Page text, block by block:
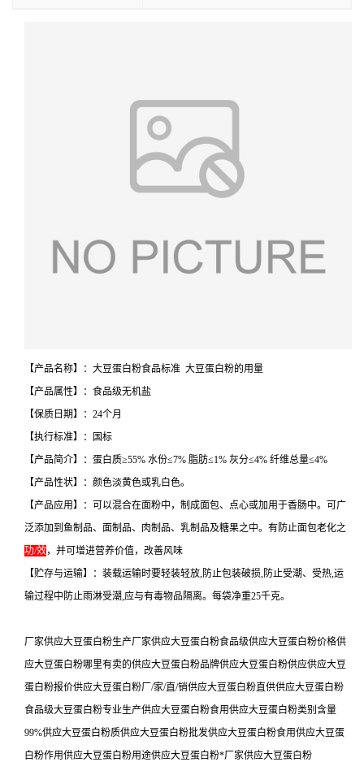
【产品名称】：大豆蛋白粉食品标准 大豆蛋白粉的用量
【产品属性】：食品级无机盐
【保质日期】：24个月
【执行标准】：国标
【产品简介】：蛋白质≥55% 水份≤7% 脂肪≤1% 灰分≤4% 纤维总量≤4%
【产品性状】：颜色淡黄色或乳白色。
【产品应用】：可以混合在面粉中，制成面包、点心或加用于香肠中。可广
泛添加到鱼制品、面制品、肉制品、乳制品及糖果之中。有防止面包老化之
功/效，并可增进营养价值，改善风味
【贮存与运输】：装载运输时要轻装轻放,防止包装破损,防止受潮、受热,运
输过程中防止雨淋受潮,应与有毒物品隔离。每袋净重25千克。
厂家供应大豆蛋白粉生产厂家供应大豆蛋白粉食品级供应大豆蛋白粉价格供
应大豆蛋白粉哪里有卖的供应大豆蛋白粉品牌供应大豆蛋白粉供应供应大豆
蛋白粉报价供应大豆蛋白粉厂/家/直/销供应大豆蛋白粉直供供应大豆蛋白粉
食品级大豆蛋白粉专业生产供应大豆蛋白粉食用供应大豆蛋白粉类别含量
99%供应大豆蛋白粉质供应大豆蛋白粉批发供应大豆蛋白粉食用供应大豆蛋
白粉作用供应大豆蛋白粉用途供应大豆蛋白粉*厂家供应大豆蛋白粉